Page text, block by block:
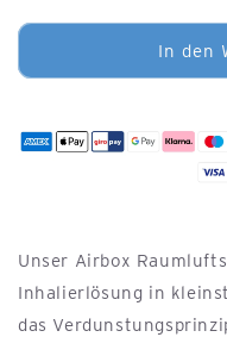
Menge
AIRBOX
–
Standard
Raumklimasystem
Menge
für
–
In den
Unser Airbox
Inhalierlösung in
das